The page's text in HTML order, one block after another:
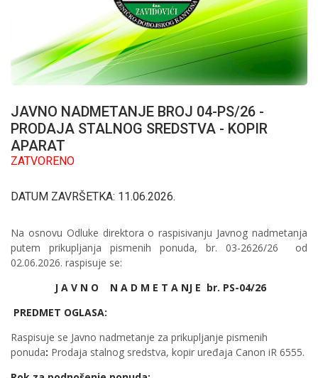
JAVNO NADMETANJE BROJ 04-PS/26 -
PRODAJA STALNOG SREDSTVA - KOPIR
APARAT
ZATVORENO
DATUM ZAVRŠETKA: 11.06.2026.
Na osnovu Odluke direktora o raspisivanju Javnog nadmetanja
putem prikupljanja pismenih ponuda, br. 03-2626/26 od
02.06.2026. raspisuje se:
J A V N O N A D M E T A NJ E br. PS-04/26
PREDMET OGLASA:
Raspisuje se Javno nadmetanje za prikupljanje pismenih
ponuda: Prodaja stalnog sredstva, kopir uređaja Canon iR 6555.